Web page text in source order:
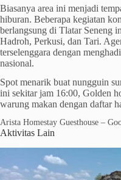
Biasanya area ini menjadi
hiburan. Beberapa kegiatan
berlangsung di Tlatar Seneng
Hadroh, Perkusi, dan Tari.
terselenggara dengan
nasional.
Spot menarik buat nungguin
ini sekitar jam 16:00, Golden
warung makan dengan daftar
Arista Homestay Guesthouse –
Aktivitas Lain